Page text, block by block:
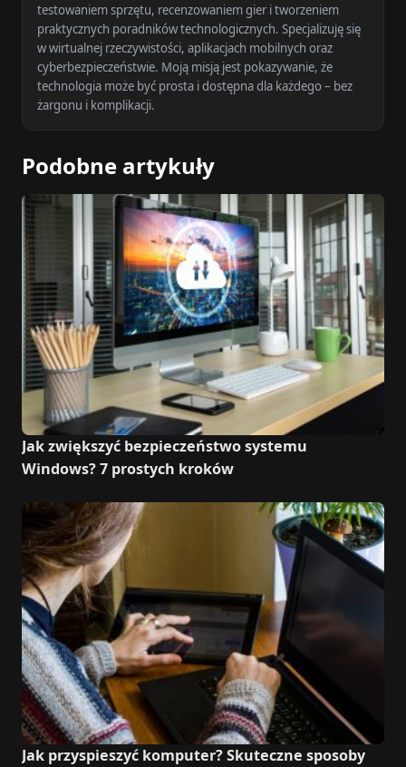
testowaniem sprzętu, recenzowaniem gier i tworzeniem
praktycznych poradników technologicznych. Specjalizuję się
w wirtualnej rzeczywistości, aplikacjach mobilnych oraz
cyberbezpieczeństwie. Moją misją jest pokazywanie, że
technologia może być prosta i dostępna dla każdego – bez
żargonu i komplikacji.
Podobne artykuły
Jak zwiększyć bezpieczeństwo systemu
Windows? 7 prostych kroków
Jak przyspieszyć komputer? Skuteczne sposoby